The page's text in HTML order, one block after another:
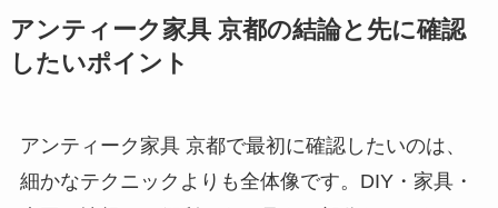
アンティーク家具 京都の結論と先に確認
したいポイント
アンティーク家具 京都で最初に確認したいのは、
細かなテクニックよりも全体像です。DIY・家具・